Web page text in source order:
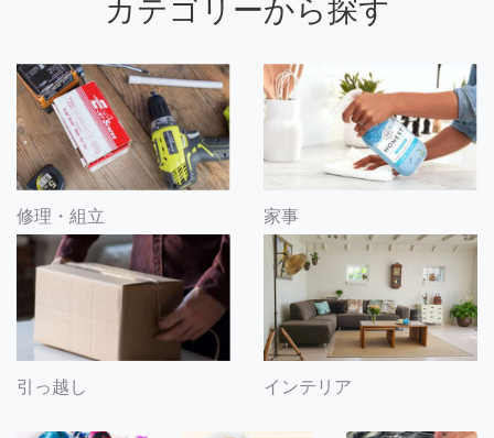
カテゴリーから探す
修理・組立 家事
引っ越し インテリア